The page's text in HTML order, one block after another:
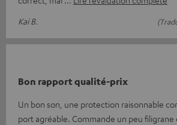
Kai B.
Bon rapport qualité-prix
Un bon son, une protection raisonnable
port agréable. Commande un peu filigrane